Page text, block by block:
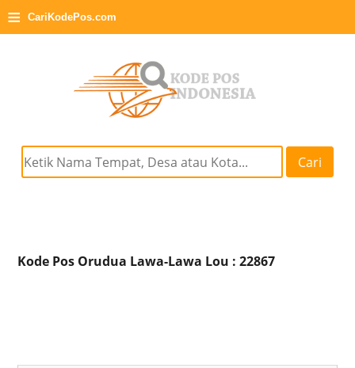
≡ CariKodePos.com
Cari
Kode Pos Orudua Lawa-Lawa Lou : 22867